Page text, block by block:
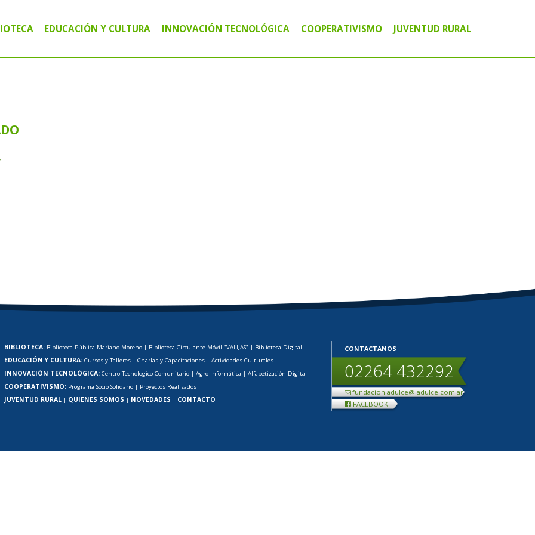
PÚBLICA MARIANO MORENO
EDUCACIÓN Y CULTURA
CURSOS Y TALLERES
INNOVACIÓN TECNOLÓGICA
CENTRO TECNOLÓGICO COMUNITARIO
COOPERATIVISMO JUVENTUD RURAL
BIBLIOTECA: Biblioteca Pública Mariano Moreno | Biblioteca Circulante Móvil "VALIJAS" | Biblioteca Digital
EDUCACIÓN Y CULTURA: Cursos y Talleres |Charlas y Capacitaciones |Actividades Culturales
INNOVACIÓN TECNOLÓGICA: Centro Tecnologico Comunitario |Agro Informática |Alfabetización Digital
COOPERATIVISMO: Programa Socio Solidario | Proyectos Realizados
JUVENTUD RURAL | QUIENES SOMOS | NOVEDADES | CONTACTO
CONTACTANOS
02264 432292
fundacionladulce@ladulce.com.ar
FACEBOOK